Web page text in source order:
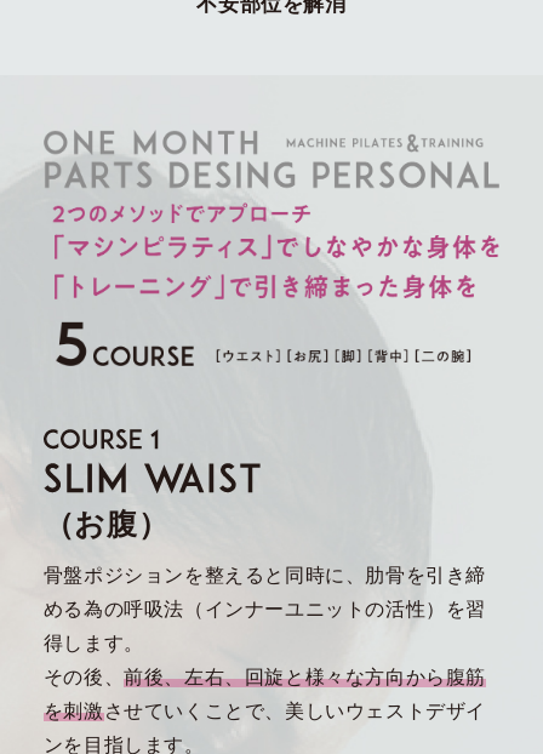
（お腹）
骨盤ポジションを整えると同時に、肋骨を引き締
める為の呼吸法（インナーユニットの活性）を習
得します。
その後、前後、左右、回旋と様々な方向から腹筋
を刺激させていくことで、美しいウェストデザイ
ンを目指します。